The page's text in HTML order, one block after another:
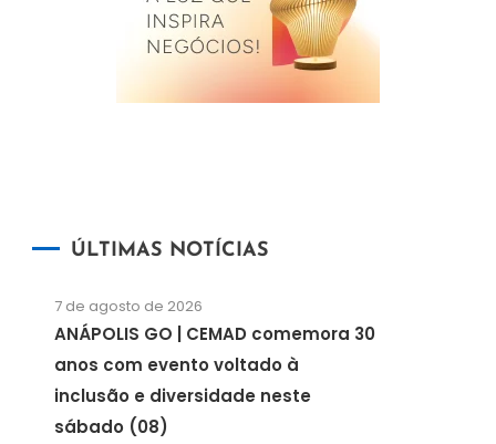
ÚLTIMAS NOTÍCIAS
7 de agosto de 2026
ANÁPOLIS GO | CEMAD comemora 30
anos com evento voltado à
inclusão e diversidade neste
sábado (08)